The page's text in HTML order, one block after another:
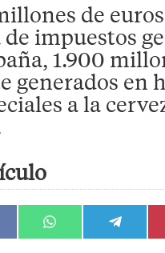
de
impuestos
1.900
generados en
a la
Compartir
en
Compartir
en